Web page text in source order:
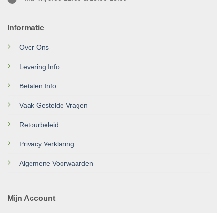
Informatie
Over Ons
Levering Info
Betalen Info
Vaak Gestelde Vragen
Retourbeleid
Privacy Verklaring
Algemene Voorwaarden
Mijn Account